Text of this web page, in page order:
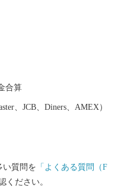
合算
、JCB、Diners、AMEX）
い質問を 「よくある質問（F
ください。